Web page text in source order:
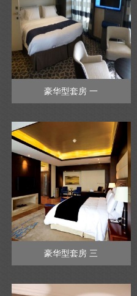
豪华型套房 一
豪华型套房 三